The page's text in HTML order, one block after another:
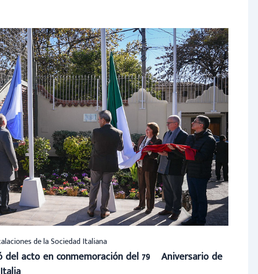
de la Sociedad Italiana
acto en conmemoración del 79º Aniversario de